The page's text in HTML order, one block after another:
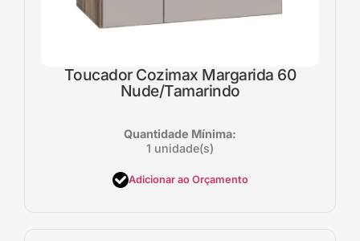
Toucador Cozimax Margarida 60
Nude/Tamarindo
Quantidade Mínima:
1 unidade(s)
Adicionar ao Orçamento